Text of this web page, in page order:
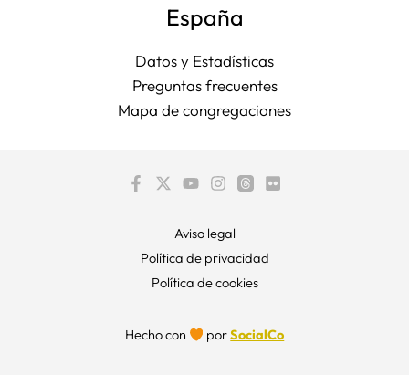
España
Datos y Estadísticas
Preguntas frecuentes
Mapa de congregaciones
Aviso legal
Política de privacidad
Política de cookies
Hecho con porSocialCo